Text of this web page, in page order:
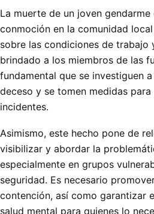
La muerte de un joven gendarme
conmoción en la comunidad
sobre las condiciones de
brindado a los miembros de las
fundamental que se investiguen
deceso y se tomen medidas
incidentes.
Asimismo, este hecho pone de
visibilizar y abordar la
especialmente en grupos
seguridad. Es necesario
contención, así como garantizar
salud mental para quienes lo